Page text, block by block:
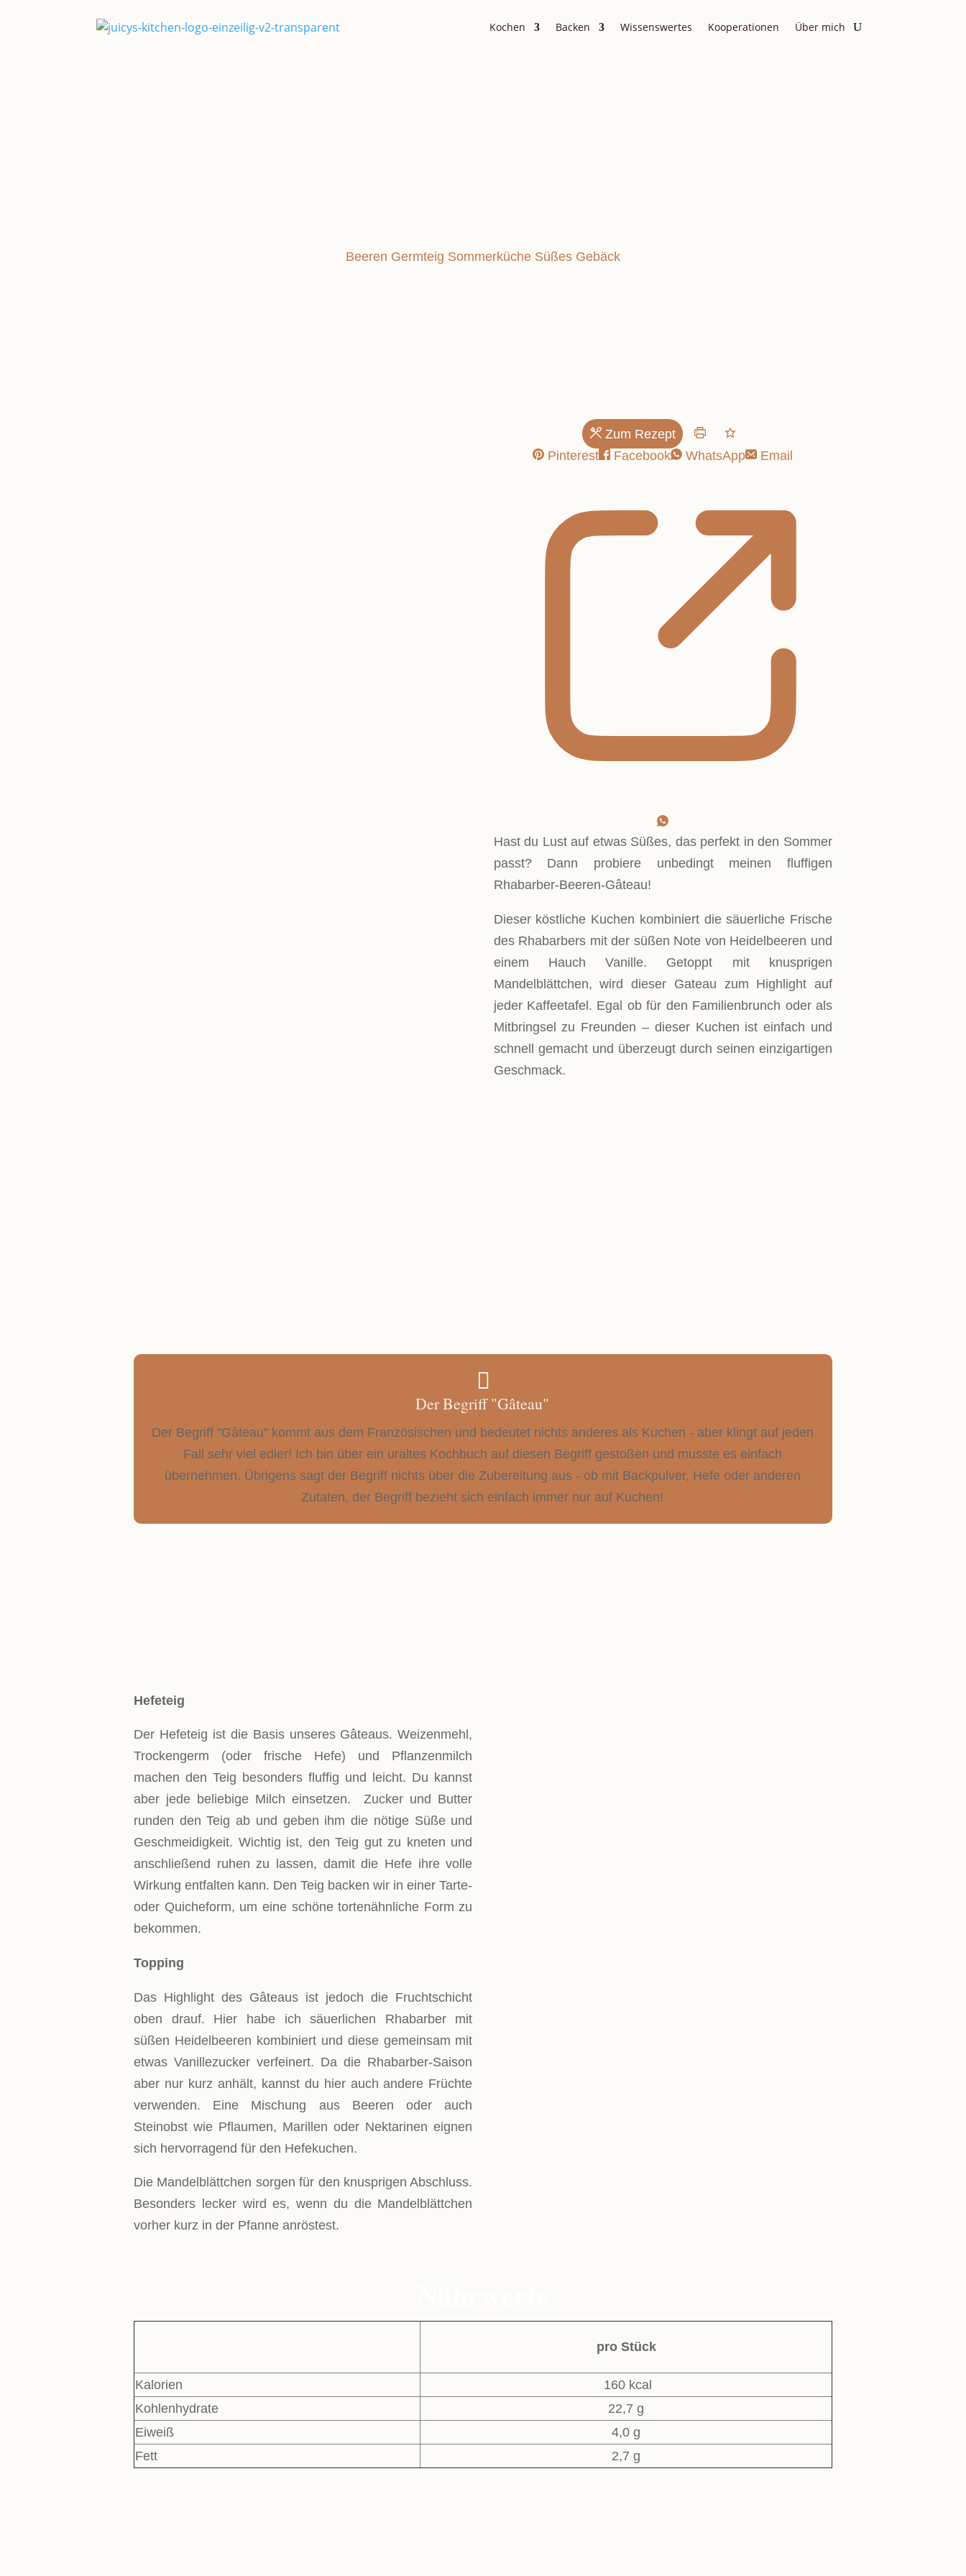
Kochen Backen Wissenswertes Kooperationen Über mich
Beeren Germteig Sommerküche Süßes Gebäck
Zum Rezept
Pinterest
Facebook WhatsApp Email
Hast du Lust auf etwas Süßes, das perfekt in den Sommer
passt? Dann probiere unbedingt meinen fluffigen
Rhabarber-Beeren-Gâteau!
Dieser köstliche Kuchen kombiniert die säuerliche Frische
des Rhabarbers mit der süßen Note von Heidelbeeren und
einem Hauch Vanille. Getoppt mit knusprigen
Mandelblättchen, wird dieser Gateau zum Highlight auf
jeder Kaffeetafel. Egal ob für den Familienbrunch oder als
Mitbringsel zu Freunden – dieser Kuchen ist einfach und
schnell gemacht und überzeugt durch seinen einzigartigen
Geschmack.

Der Begriff "Gâteau"
Der Begriff "Gâteau" kommt aus dem Französischen und bedeutet nichts anderes als Kuchen - aber klingt auf jeden
Fall sehr viel edler! Ich bin über ein uraltes Kochbuch auf diesen Begriff gestoßen und musste es einfach
übernehmen. Übrigens sagt der Begriff nichts über die Zubereitung aus - ob mit Backpulver, Hefe oder anderen
Zutaten, der Begriff bezieht sich einfach immer nur auf Kuchen!
Hefeteig
Der Hefeteig ist die Basis unseres Gâteaus. Weizenmehl,
Trockengerm (oder frische Hefe) und Pflanzenmilch
machen den Teig besonders fluffig und leicht. Du kannst
aber jede beliebige Milch einsetzen. Zucker und Butter
runden den Teig ab und geben ihm die nötige Süße und
Geschmeidigkeit. Wichtig ist, den Teig gut zu kneten und
anschließend ruhen zu lassen, damit die Hefe ihre volle
Wirkung entfalten kann. Den Teig backen wir in einer Tarte-
oder Quicheform, um eine schöne tortenähnliche Form zu
bekommen.
Topping
Das Highlight des Gâteaus ist jedoch die Fruchtschicht
oben drauf. Hier habe ich säuerlichen Rhabarber mit
süßen Heidelbeeren kombiniert und diese gemeinsam mit
etwas Vanillezucker verfeinert. Da die Rhabarber-Saison
aber nur kurz anhält, kannst du hier auch andere Früchte
verwenden. Eine Mischung aus Beeren oder auch
Steinobst wie Pflaumen, Marillen oder Nektarinen eignen
sich hervorragend für den Hefekuchen.
Die Mandelblättchen sorgen für den knusprigen Abschluss.
Besonders lecker wird es, wenn du die Mandelblättchen
vorher kurz in der Pfanne anröstest.
pro Stück
Kalorien
160 kcal
Kohlenhydrate
22,7 g
Eiweiß
4,0 g
Fett
2,7 g